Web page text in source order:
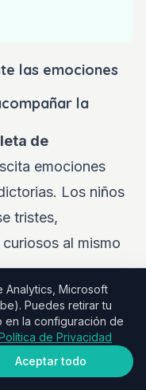
las emociones
la
de
emociones
Los niños
tristes,
al mismo
por dejar
nueva."
Y tener
Analytics, Microsoft
Puedes retirar tu
en la configuración de
de Privacidad
Aceptar todo